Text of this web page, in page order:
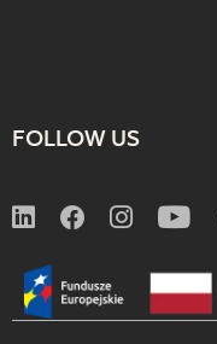
FOLLOW US